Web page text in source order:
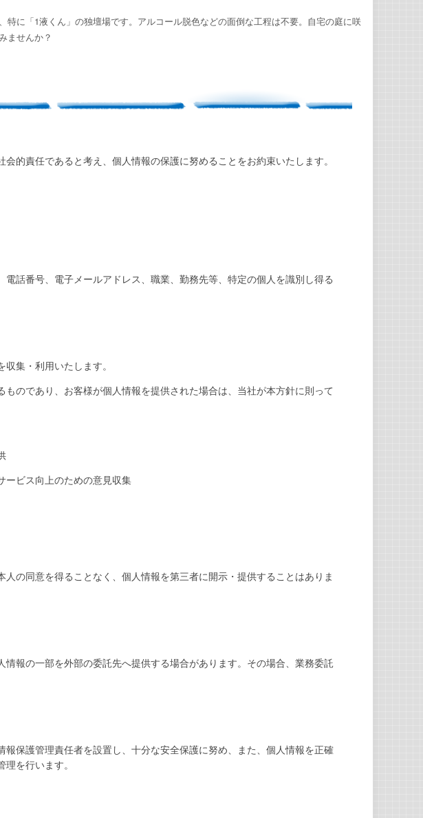
に「1液くん」の独壇場です。アルコール脱色などの面倒な工程は不要。自宅の庭に咲
ませんか？
的責任であると考え、個人情報の保護に努めることをお約束いたします。
話番号、電子メールアドレス、職業、勤務先等、特定の個人を識別し得る
集・利用いたします。
のであり、お客様が個人情報を提供された場合は、当社が本方針に則って
ービス向上のための意見収集
の同意を得ることなく、個人情報を第三者に開示・提供することはありま
報の一部を外部の委託先へ提供する場合があります。その場合、業務委託
保護管理責任者を設置し、十分な安全保護に努め、また、個人情報を正確
を行います。